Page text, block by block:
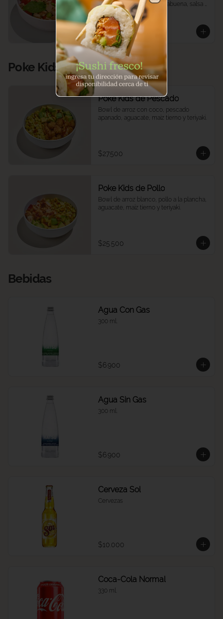
edamames, mango, hierbabuena, salsa
ponzu.
$35.900
Poke Kids
Poke Kids de Pescado
Bowl de arroz con coco, pescado
apanado, aguacate, maíz tierno y teriyaki.
$27.500
Poke Kids de Pollo
Bowl de arroz blanco, pollo a la plancha,
aguacate, maíz tierno y teriyaki.
$25.500
Bebidas
Agua Con Gas
300 ml.
$6.900
Agua Sin Gas
300 ml.
$6.900
Cerveza Sol
Cervezas
$10.000
Coca-Cola Normal
330 ml.
Close